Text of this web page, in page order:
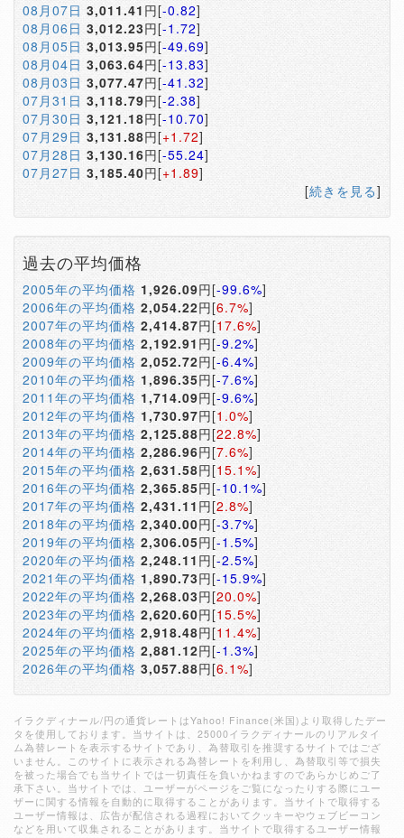
08月07日 3,011.41 円[-0.82]
08月06日 3,012.23円[-1.72]
08月05日 3,013.95円[-49.69]
08月04日 3,063.64円[-13.83]
08月03日 3,077.47円[-41.32]
07月31日 3,118.79円[-2.38]
07月30日 3,121.18円[-10.70]
07月29日 3,131.88円[+1.72]
07月28日 3,130.16円[-55.24]
07月27日 3,185.40円[+1.89]
[続きを見る]
過去の平均価格
2005年の平均価格 1,926.09円[-99.6%]
2006年の平均価格 2,054.22円[6.7%]
2007年の平均価格 2,414.87円[17.6%]
2008年の平均価格 2,192.91 円[-9.2%]
2009年の平均価格 2,052.72円[-6.4%]
2010年の平均価格 1,896.35円[-7.6%]
2011年の平均価格 1,714.09円[-9.6%]
2012年の平均価格 1,730.97円[1.0%]
2013年の平均価格 2,125.88円[22.8%]
2014年の平均価格 2,286.96円[7.6%]
2015年の平均価格 2,631.58円[15.1%]
2016年の平均価格 2,365.85円[-10.1%]
2017年の平均価格 2,431.11 円[2.8%]
2018年の平均価格 2,340.00円[-3.7%]
2019年の平均価格 2,306.05円[-1.5%]
2020年の平均価格 2,248.11 円[-2.5%]
2021年の平均価格 1,890.73円[-15.9%]
2022年の平均価格 2,268.03円[20.0%]
2023年の平均価格 2,620.60円[15.5%]
2024年の平均価格 2,918.48円[11.4%]
2025年の平均価格 2,881.12円[-1.3%]
2026年の平均価格 3,057.88円[6.1%]
イラクディナール/円の通貨レートはYahoo! Finance(米国)より取得したデー
タを使用しております。当サイトは、25000イラクディナールのリアルタイ
ム為替レートを表示するサイトであり、為替取引を推奨するサイトではござ
いません。このサイトに表示される為替レートを利用し、為替取引等で損失
を被った場合でも当サイトでは一切責任を負いかねますのであらかじめご了
承下さい。当サイトでは、ユーザーがページをご覧になったりする際にユー
ザーに関する情報を自動的に取得することがあります。当サイトで取得する
ユーザー情報は、広告が配信される過程においてクッキーやウェブビーコン
などを用いて収集されることがあります。当サイトで取得するユーザー情報